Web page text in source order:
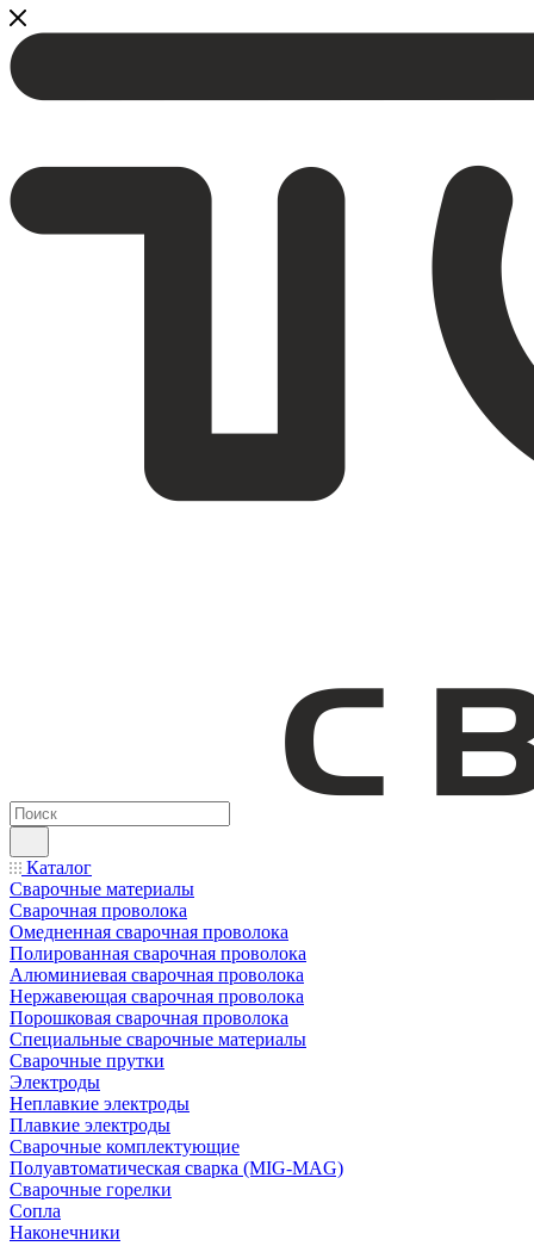
Каталог
Сварочные материалы
Сварочная проволока
Омедненная сварочная проволока
Полированная сварочная проволока
Алюминиевая сварочная проволока
Нержавеющая сварочная проволока
Порошковая сварочная проволока
Специальные сварочные материалы
Сварочные прутки
Электроды
Неплавкие электроды
Плавкие электроды
Сварочные комплектующие
Полуавтоматическая сварка (MIG-MAG)
Сварочные горелки
Сопла
Наконечники